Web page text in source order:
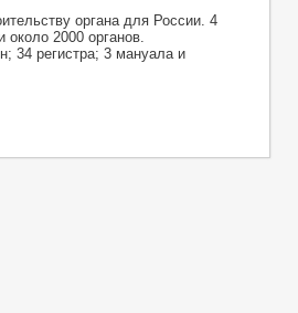
органа для России. 4
около 2000 органов.
34 регистра; 3 мануала и